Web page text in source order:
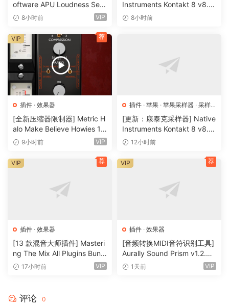
oftware APU Loudness Seri
es v5.7.0 Incl Keygen-R2R
8小时前 VIP
Instruments Kontakt 8 v8.1
2.1 PORTABLE-vkDanilov
8小时前
插件 · 效果器
[全新压缩器限制器] Metric H
alo Make Believe Howies 17
9 v4.1.17-R2R [WiN]（30.0
9小时前 VIP
VIP 荐
插件 · 苹果 · 苹果采样器 · 采样
器
[更新：康泰克采样器] Native
Instruments Kontakt 8 v8.1
2.1 [WiN, MacOSX]（1.2GB
12小时前
插件 · 效果器
[13 款混音大师插件] Masteri
ng The Mix All Plugins Bundl
e v2026.08.03 [WiN, MacO
17小时前 VIP
VIP 荐
插件 · 效果器
[音频转换MIDI音符识别工具]
Aurally Sound Prism v1.2.01
Incl. Keygen-MOCHA [WiN]
1天前 VIP
VIP 荐
评论 0